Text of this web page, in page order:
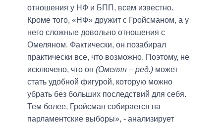
отношения у НФ и БПП, всем известно.
Кроме того, «НФ» дружит с Гройсманом, а у
него сложные довольно отношения с
Омеляном. Фактически, он позабирал
практически все, что возможно. Поэтому, не
исключено, что он (Омелян – ред.) может
стать удобной фигурой, которую можно
убрать без больших последствий для себя.
Тем более, Гройсман собирается на
парламентские выборы», - анализирует